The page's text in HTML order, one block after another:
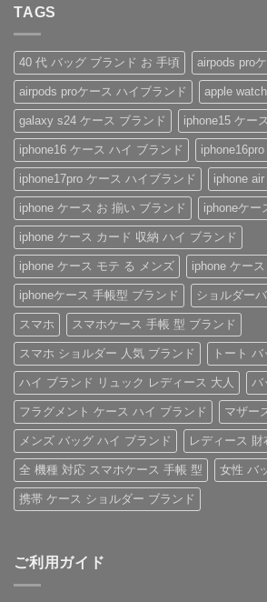
ル
ダ
ー
ス
ト
ラ
ッ
プ
付
き
ハ
イ
ブ
ラ
ン
ド
iPhone
ケ
ー
ス
の
ご
紹
へ
の
ン・
グ
ッ
チ
風
手
帳
型
iPhone
ケ
ー
ス
の
魅
力
を
徹
底
レ
ビ
ュ
ー！
へ
す
す
め！
性
別
を
問
わ
ず
愛
さ
れ
る
「ル
イ・
ヴ
ィ
ト
ン
iPhone
ケ
ー
ス」
の
感
を、
美
し
く。
憧
れ
ブ
ラ
ン
ド
風
ベ
ル
ト
付
き
iPhone
ケ
ー
ス
へ
の
あ
り
ま
せ
ん
TAGS
40 代 バッグ ブランド お 手頃 airpods pro
airpods proケース ハイブランド apple
galaxy s24 ケース ブランド iphone15 ケー
iphone16 ケース ハイ ブランド
iphone17pro ケース ハイブランド iphone
iphone ケース お 揃い ブランド iphoneケー
iphone ケース カード 収納 ハイ ブランド
iphone ケース モテ る メンズ iphone ケー
iphoneケース 手帳型 ブランド ショルダー
スマホ スマホケース 手帳 型 ブランド
スマホ ショルダー 人気 ブランド トート
ハイ ブランド リュック レディース 大人 バ
フラグメント ケース ハイ ブランド マザー
メンズ バッグ ハイ ブランド レディース 財
全 機種 対応 スマホケース 手帳 型 女性 バ
携帯 ケース ショルダー ブランド
ご利用ガイド